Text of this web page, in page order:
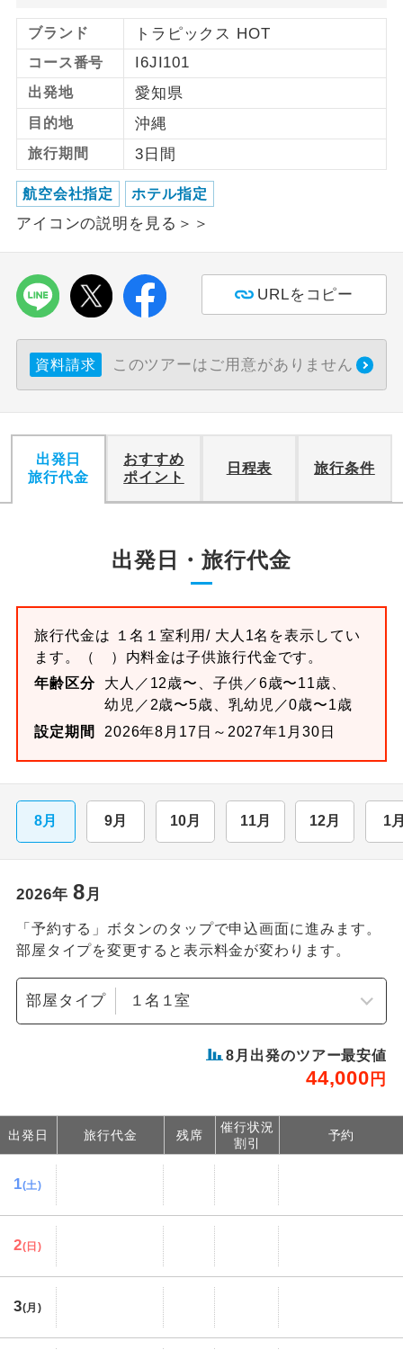
ブランド トラピックス HOT
コース番号 I6JI101
出発地 愛知県
目的地 沖縄
旅行期間 3日間
航空会社指定 ホテル指定
アイコンの説明を見る＞＞
URLをコピー
資料請求 このツアーはご用意がありません
出発日
旅行代金
おすすめ
ポイント
日程表 旅行条件
出発日・旅行代金
旅行代金は １名１室利用/ 大人1名を表示してい
ます。
（ ）内料金は子供旅行代金です。
年齢区分
大人／12歳〜、子供／6歳〜11歳、
幼児／2歳〜5歳、乳幼児／0歳〜1歳
設定期間
2026年8月17日～2027年1月30日
8月 9月 10月 11月 12月 1
2026年 8月
「予約する」ボタンのタップで申込画面に進みます。
部屋タイプを変更すると表示料金が変わります。
部屋タイプ
8 月出発のツアー最安値
44,000 円
出発日 旅行代金 残席
催行状況
割引
予約
1(土)
2(日)
3(月)
ご夫婦限定
す。
女性限定
女性限定でご参加いただけるコースで
す。
年齢制限あり
ご参加にあたり年齢に制限があるコース
です。
航空会社指定
利用航空会社が指定なので、ご出発の計
画にとても便利です。
す。
おひとり様バ
ス2席利用
おひとり様でバス席を2席利⽤できま
す。